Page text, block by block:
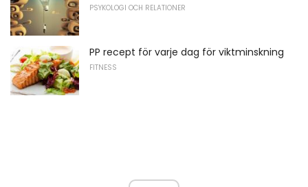
PSYKOLOGI OCH RELATIONER
PP recept för varje dag för viktminskning
FITNESS